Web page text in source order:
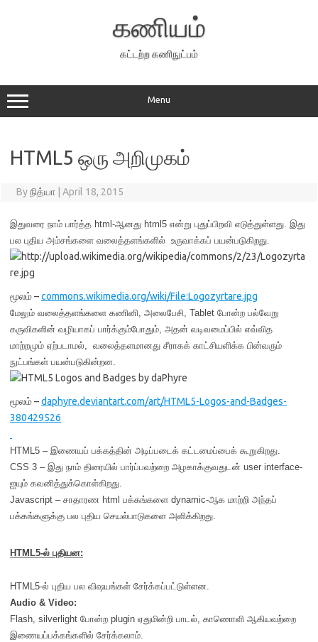
கணியம்
கட்டற்ற கணிநுட்பம்
Menu
HTML5 ஒரு அறிமுகம்
Byநித்யா April 18, 2015
இதுவரை நாம் பார்த்த html-ஆனது html5 என்று புதுப்பிறவி எடுத்துள்ளது. இது
பல புதிய அம்சங்களை வலைத்தளங்களில் உருவாக்கப் பயன்படுகிறது.
மூலம் –commons.wikimedia.org/wiki/File:Logozyrtare.jpg
மேலும் வலைத்தளங்களை கணினி, அலைபேசி, Tablet போன்ற பல்வேறு
கருவிகளின் வழியாகப் பார்க்கும்போதும், அதன் வடிவமைப்பில் எவ்வித
மாற்றமும் ஏற்படாமல், வலைத்தளமானது சீராகக் காட்சியளிக்க பின்வரும்
நுட்பங்கள் பயன்படுகின்றன.
மூலம் –daphyre.deviantart.com/art/HTML5-Logos-and-Badges-
380429526
HTML5 – இணையப் பக்கத்தின் அடிப்படைக் கட்டமைப்பைக் கூறுகிறது.
CSS 3 – இது நாம் திரையில் பார்ப்பவற்றை அழகாக்குவதுடன் user interface-
ஐயும் கவனித்துக்கொள்கிறது.
Javascript – சாதாரண html பக்கங்களை dynamic-ஆக மாற்றி அந்தப்
பக்கங்களுக்கு பல புதிய செயல்பாடுகளை அளிக்கிறது.
HTML5-ல் புதியன:
HTML5-ல் புதிய பல விஷயங்கள் சேர்க்கப்பட்டுள்ளன.
Audio & Video:
Flash, silverlight போன்ற plugin ஏதுமின்றி பாடல், காணொளி ஆகியவற்றை
இணையப்பக்கங்களில் சேர்க்கலாம்.